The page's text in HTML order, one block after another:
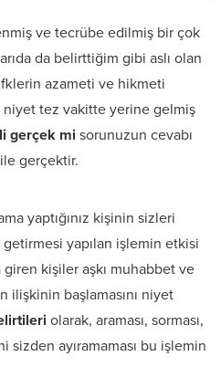
ve tecrübe edilmiş bir çok
da belirttiğim gibi aslı olan
azameti ve hikmeti
tez vakitte yerine gelmiş
gerçek mi sorunuzun cevabı
gerçektir.
yaptığınız kişinin sizleri
getirmesi yapılan işlemin etkisi
kişiler aşkı muhabbet ve
ilişkinin başlamasını niyet
olarak, araması, sorması,
ayıramaması bu işlemin